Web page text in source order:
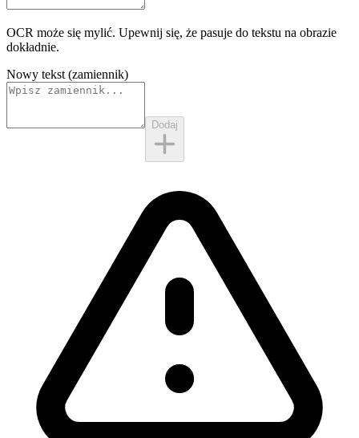
OCR może się mylić. Upewnij się, że pasuje do tekstu na obrazie
dokładnie.
Nowy tekst (zamiennik)
Dodaj